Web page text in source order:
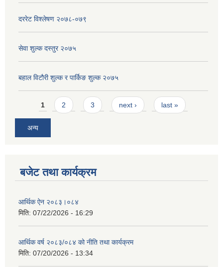
दररेट विश्लेषण २०७८-०७९
सेवा शुल्क दस्तुर २०७५
बहाल विटौरी शुल्क र पार्किङ शुल्क २०७५
Pages
1 2 3 next › last »
अन्य
बजेट तथा कार्यक्रम
आर्थिक ऐन २०८३।०८४
मिति: 07/22/2026 - 16:29
आर्थिक वर्ष २०८३/०८४ को नीति तथा कार्यक्रम
मिति: 07/20/2026 - 13:34